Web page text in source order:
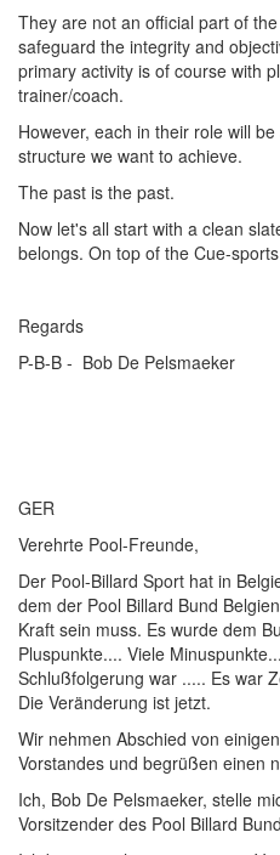
They are not an official part of
safeguard the integrity and
primary activity is of course with
trainer/coach.
However, each in their role will
structure we want to achieve.
The past is the past.
Now let's all start with a clean
belongs. On top of the Cue-
Regards
P-B-B - Bob De Pelsmaeker
GER
Verehrte Pool-Freunde,
Der Pool-Billard Sport hat in
dem der Pool Billard Bund
Kraft sein muss. Es wurde dem
Pluspunkte.... Viele
Schlußfolgerung war ..... Es war
Die Veränderung ist jetzt.
Wir nehmen Abschied von
Vorstandes und begrüßen einen
Ich, Bob De Pelsmaeker, stelle
Vorsitzender des Pool Billard